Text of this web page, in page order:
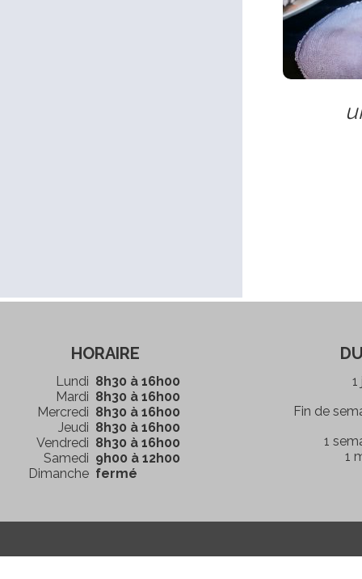
HORAIRE
Lundi
Mardi
Mercredi
Jeudi
Vendredi
Samedi
Dimanche
8h30 à 16h00
8h30 à 16h00
8h30 à 16h00
8h30 à 16h00
8h30 à 16h00
9h00 à 12h00
fermé
1
Fin de
1
1